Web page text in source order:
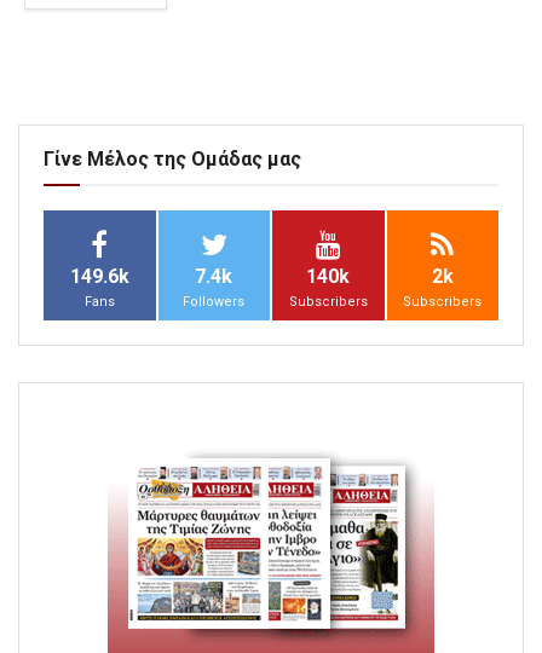
Γίνε Μέλος της Ομάδας μας
149.6k
Fans
7.4k
Followers
140k
Subscribers
2k
Subscribers